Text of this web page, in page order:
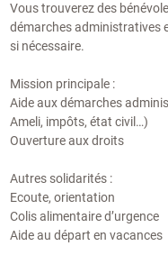
Vous trouverez des
démarches administratives
si nécessaire.
Mission principale :
Aide aux démarches
Ameli, impôts, état civil…)
Ouverture aux droits
Autres solidarités :
Ecoute, orientation
Colis alimentaire d’urgence
Aide au départ en vacances